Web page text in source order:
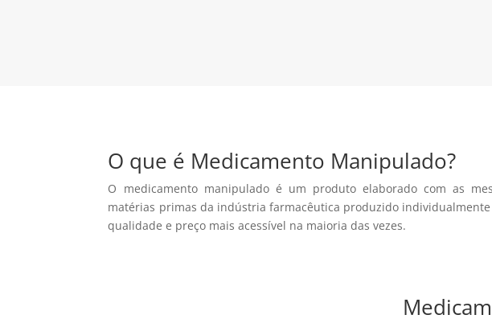
O que é Medicamento Manipulado?
O medicamento manipulado é um produto elaborado com as
matérias primas da indústria farmacêutica produzido individualmente
qualidade e preço mais acessível na maioria das vezes.